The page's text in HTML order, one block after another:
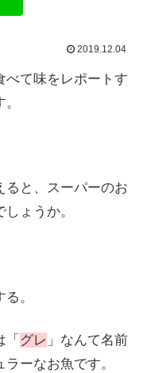
2019.12.04
べて味をレポートす
ると、スーパーのお
ょうか。
。
「 グレ 」なんて名前
ーなお魚です。